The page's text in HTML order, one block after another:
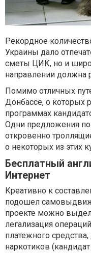
Рекордное
Украины дало
сметы ЦИК, но и
направлении должна
Помимо отличных
Донбассе, о которых
программах
Одни предложения
откровенно
о некоторых из этих
Бесплатный
Интернет
Креативно к
подошел
проекте можно
легализация
платежного
наркотиков